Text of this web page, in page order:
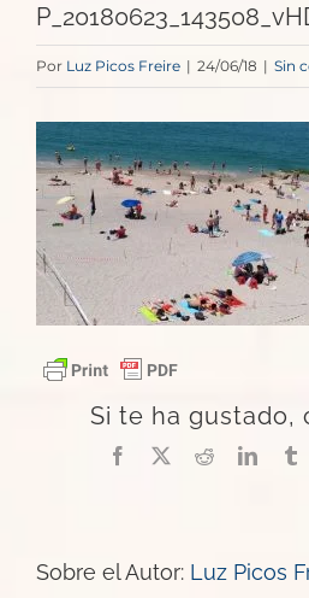
Por Luz Picos Freire | 24/06/18 | Sin
Si te ha gustado,
Facebook
X Reddit
Sobre el Autor: Luz Picos